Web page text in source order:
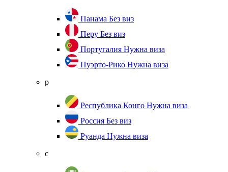
Панама Без виз
Перу Без виз
Португалия Нужна виза
Пуэрто-Рико Нужна виза
р
Республика Конго Нужна виза
Россия Без виз
Руанда Нужна виза
с